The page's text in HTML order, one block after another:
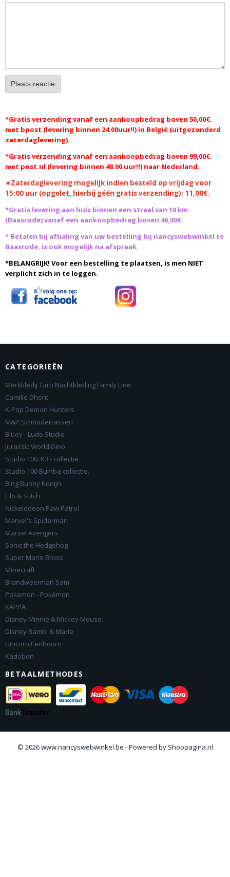
Plaats reactie
*Gratisverzending vanaf een aankoopbedrag boven 50,00€.
met bpost (levering binnen 24.00uur!!) in België (uitgezonderd
zaterdaglevering).
*Gratis verzending vanaf een aankoopbedrag boven 99,00€.
met post.nl (levering binnen 48.00 uur!!) naar Nederland.
∗Zaterdaglevering mogelijk indien besteld op vrijdag voor
15:00 uur (opgelet, hierbij géén gratis verzending): 11,00€.
*Gratis levering aan huis binnen een straal van 10 km
(Baasrode)vanaf een aankoopbedrag boven 40,00€.
* Betalen bij afhaling van uw bestelling bij nancyswebwinkel te
Baasrode, is ook mogelijk na afspraak.
*BELANGRIJK! Voor een bestelling te plaatsen, is men NIET
verplicht zich in te loggen.
CATEGORIEËN
Merkkledij Taro Nachtkleding Family Line.
Camille Dhont
K-Pop Demon Hunters
M&P Schoudertassen
Bluey - Ludo Studio
Jurassic World Dino
Studio 100: K3 - collectie
Studio 100 Bumba collectie.
Bing Bunny Konijn
Lilo & Stitch
Nickelodeon Paw Patrol
Marvel's Spiderman
Marvel Avengers
Sonic the Hedgehog
Super Mario Bross
Minecraft
Brandweerman Sam
Pokemon - Pokémon
KAPPA
Disney Minnie & Mickey Mouse.
Disney Bambi & Marie
Unicorn Eenhoorn
Kadobon
BETAALMETHODES
© 2026 www.nancyswebwinkel.be - Powered by Shoppagina.nl